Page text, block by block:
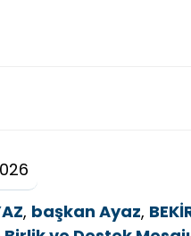
, başkan Ayaz,